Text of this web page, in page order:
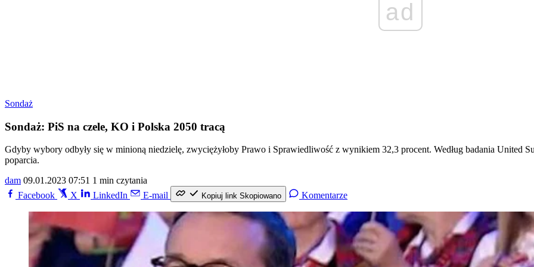
ad
Sondaż
Sondaż: PiS na czele, KO i Polska 2050 tracą
Gdyby wybory odbyły się w minioną niedzielę, zwyciężyłoby Prawo i Sprawiedliwość z wynikiem 32,3 procent. Według badania United
poparcia.
dam 09.01.2023 07:51 1 min czytania
Facebook
X LinkedIn E-mail Kopiuj link Skopiowano Komentarze